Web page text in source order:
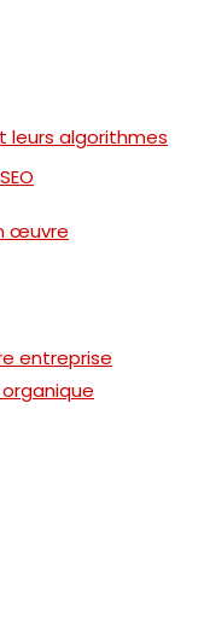
leurs algorithmes
œuvre
entreprise